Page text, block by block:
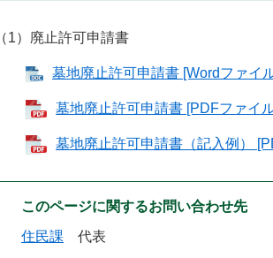
（1）廃止許可申請書
墓地廃止許可申請書 [Wordファイ
墓地廃止許可申請書 [PDFファイ
墓地廃止許可申請書（記入例）
このページに関するお問い合わせ先
住民課
代表